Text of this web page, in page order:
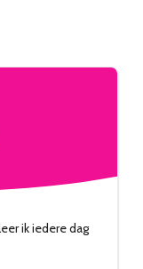
ik iedere dag